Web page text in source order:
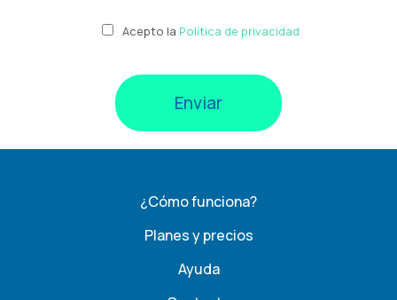
Acepto la Política de privacidad
¿Cómo funciona?
Planes y precios
Ayuda